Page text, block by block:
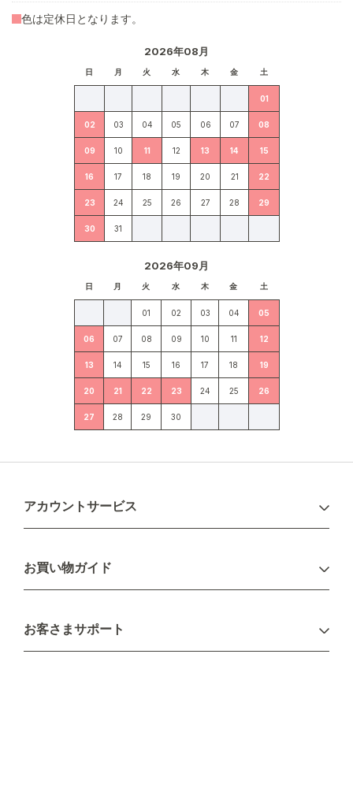
2026年08月
日 月 火 水 木 金 土
01
02 03 04 05 06 07 08
09 10 11 12 13 14 15
16 17 18 19 20 21 22
23 24 25 26 27 28 29
30 31
2026年09月
日 月 火 水 木 金 土
01 02 03 04 05
06 07 08 09 10 11 12
13 14 15 16 17 18 19
20 21 22 23 24 25 26
27 28 29 30
色は定休日となります。
アカウントサービス
新規会員登録
お買い物ガイド
配送について
不良品・返品について
お客さまサポート